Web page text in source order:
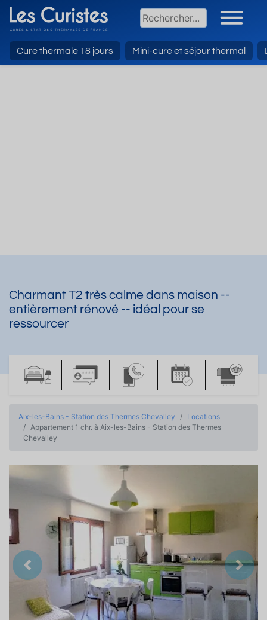
Cure thermale 18 jours Mini-cure et séjour thermal
Charmant T2 très calme dans maison --
entièrement rénové -- idéal pour se
ressourcer
Aix-les-Bains - Station des Thermes Chevalley
Locations
Appartement 1 chr. à Aix-les-Bains - Station des Thermes
Chevalley
Précedent